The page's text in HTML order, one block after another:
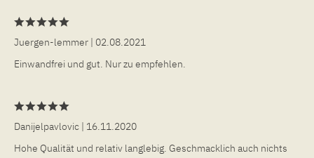
Juergen-lemmer | 02.08.2021
Einwandfrei und gut. Nur zu empfehlen.
Danijelpavlovic | 16.11.2020
Hohe Qualität und relativ langlebig. Geschmacklich auch nichts